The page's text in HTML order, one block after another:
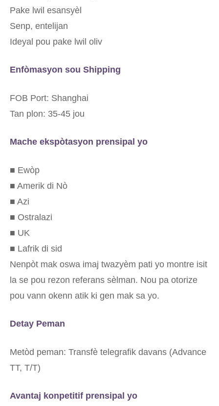
Pake lwil esansyèl
Senp, entelijan
Ideyal pou pake lwil oliv
Enfòmasyon sou Shipping
FOB Port: Shanghai
Tan plon: 35-45 jou
Mache ekspòtasyon prensipal yo
■ Ewòp
■ Amerik di Nò
■ Azi
■ Ostralazi
■ UK
■ Lafrik di sid
Nenpòt mak oswa imaj twazyèm pati yo montre isit
la se pou rezon referans sèlman. Nou pa otorize
pou vann okenn atik ki gen mak sa yo.
Detay Peman
Metòd peman: Transfè telegrafik davans (Advance
TT, T/T)
Avantaj konpetitif prensipal yo